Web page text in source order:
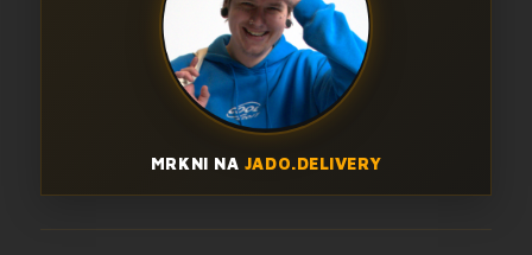
MRKNI NA JADO.DELIVERY